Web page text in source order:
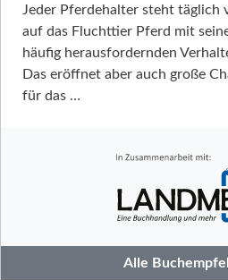
Jeder Pferdehalter steht täglich
auf das Fluchttier Pferd mit
häufig herausfordernden
Das eröffnet aber auch große
für das …
Alle